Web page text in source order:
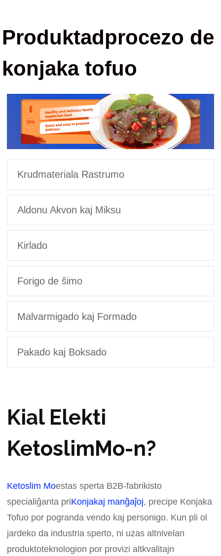
Produktadprocezo de
konjaka tofuo
Krudmateriala Rastrumo
Aldonu Akvon kaj Miksu
Kirlado
Forigo de ŝimo
Malvarmigado kaj Formado
Pakado kaj Boksado
Kial Elekti
KetoslimMo-n?
Ketoslim Moestas sperta B2B-fabrikisto
specialiĝanta priKonjakaj manĝaĵoj, precipe Konjaka
Tofuo por pogranda vendo kaj personigo. Kun pli ol
jardeko da industria sperto, ni uzas altnivelan
produktoteknologion por provizi altkvalitajn